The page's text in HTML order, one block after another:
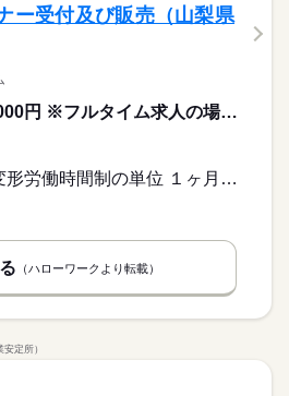
ー受付及び販売（山梨県
215,000円〜215,000円 ※フルタイム求人の場合は月額（換算額）、パート求人の場合は時間額を表示しています。
変形労働時間制 変形労働時間制の単位 １ヶ月単位 又は 10時00分〜21時00分の時間の間の8時間程度
（ハローワークより転載）
定所）